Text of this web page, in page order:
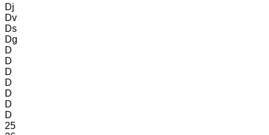
Dj
Dv
Ds
Dg
D
D
D
D
D
D
D
25